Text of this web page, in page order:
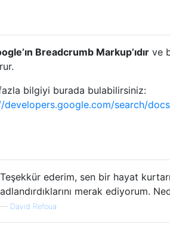
Breadcrumb Markup’ıdır ve
bilgiyi burada bulabilirsiniz:
developers.google.com/search/
Teşekkür ederim, sen bir hayat
adlandırdıklarını merak ediyorum.
— David Refoua